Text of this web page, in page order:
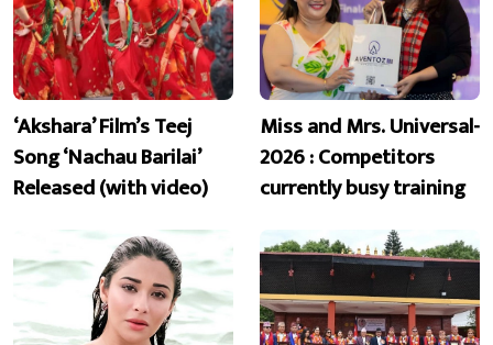
‘Akshara’ Film’s Teej
Song ‘Nachau Barilai’
Released (with video)
Miss and Mrs. Universal-
2026 : Competitors
currently busy training